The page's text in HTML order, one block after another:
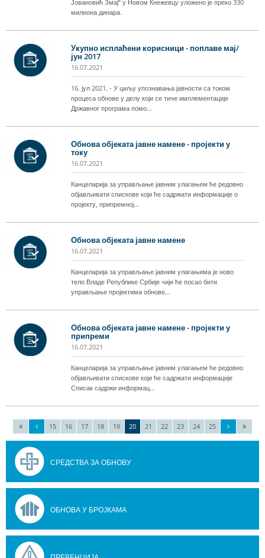
Јовановић Змај” у Новом Кнежевцу уложено је преко 330
милиона динара.
Укупно исплаћени корисници - поплаве мај/
јун 2017
16.07.2021
16. јул 2021. - У циљу упознавања јавности са током
процеса обнове у делу који се тиче имплементације
Државног програма помо…
Обнова објеката јавне намене - пројекти у
току
16.07.2021
Канцеларија за управљање јавним улагањем ће редовно
објављивати спискове који ће садржати информације о
пројекту, припремној…
Обнова објеката јавне намене
16.07.2021
Канцеларија за управљање јавним улагањима је ново
тело Владе Републике Србије чији ће посао бити
управљање пројектима обнове…
Обнова објеката јавне намене - пројекти у
припреми
16.07.2021
Канцеларија за управљање јавним улагањем ће редовно
објављивати спискове који ће садржати информације
Списак садржи информац…
15 16 17 18 19 20 21 22 23 24 25
СРЕДСТВА ЗА ОБНОВУ
ОБНОВА У БРОЈКАМА